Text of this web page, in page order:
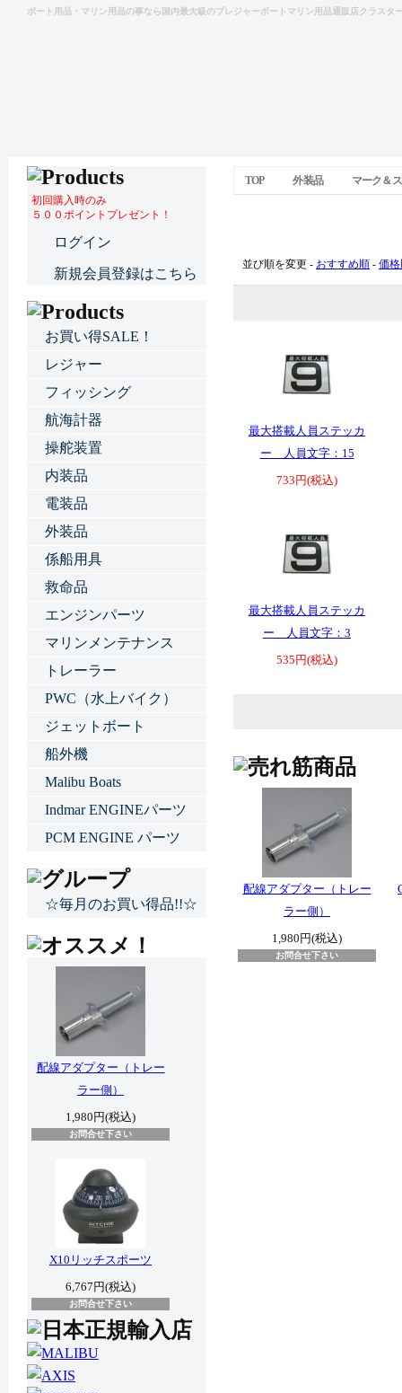
ボート用品・マリン用品の事なら国内最大級のプレジャーボートマリン用品通販店クラスタ
TOP 外装品 マーク＆
並び順を変更 - おすすめ順 - 価
最大搭載人員ステッカ
ー 人員文字：15
733円(税込)
最大搭載人員ステッカ
ー 人員文字：3
535円(税込)
配線アダプター（トレー
ラー側）
1,980円(税込)
お問合せ下さい
初回購入時のみ
５００ポイントプレゼント！
ログイン
新規会員登録はこちら
お買い得SALE！
レジャー
フィッシング
航海計器
操舵装置
内装品
電装品
外装品
係船用具
救命品
エンジンパーツ
マリンメンテナンス
トレーラー
PWC（水上バイク）
ジェットボート
船外機
Malibu Boats
Indmar ENGINEパーツ
PCM ENGINE パーツ
☆毎月のお買い得品!!☆
配線アダプター（トレー
ラー側）
1,980円(税込)
お問合せ下さい
X10リッチスポーツ
6,767円(税込)
お問合せ下さい